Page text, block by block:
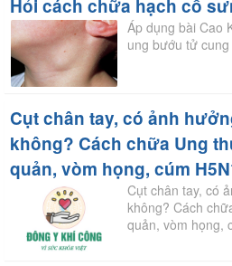
Hỏi cách chữa hạch cổ
Áp dụng bài Cao
ung bướu tử
Cụt chân tay, có ảnh
không? Cách chữa Ung
quản, vòm họng, cúm
Cụt chân tay, có
không? Cách
quản, vòm họng,